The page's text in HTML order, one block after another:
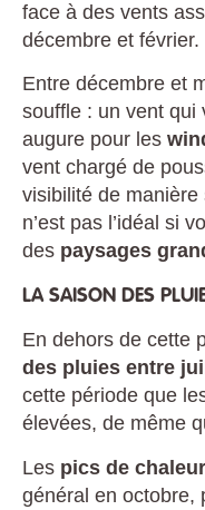
face à des vents
décembre et février.
Entre décembre et
souffle : un vent qui
augure pour les
vent chargé de
visibilité de
n’est pas l’idéal si
des paysages
LA SAISON DES
En dehors de cette
des pluies entre
cette période que
élevées, de même
Les pics de
général en octobre,